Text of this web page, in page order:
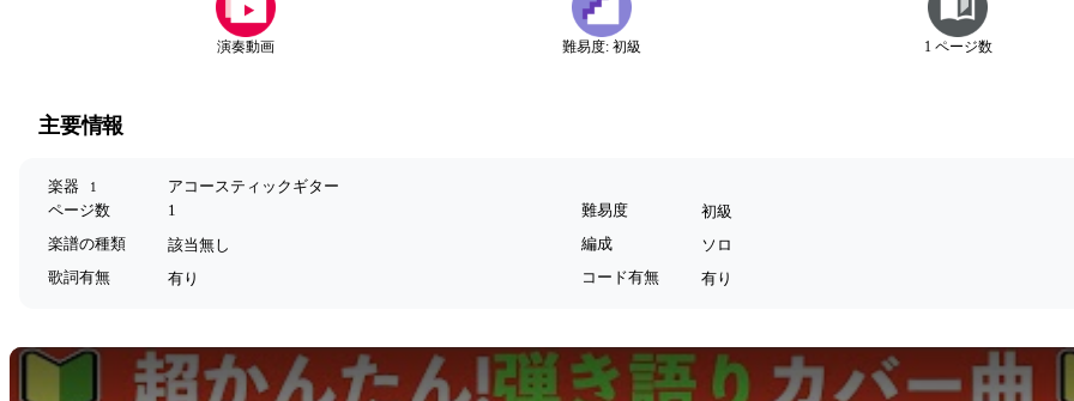
演奏動画 難易度: 初級 1 ページ数
主要情報
楽器 1
アコースティックギター
ページ数
1 難易度
初級
楽譜の種類
該当無し 編成
ソロ
歌詞有無
有り コード有無 有り